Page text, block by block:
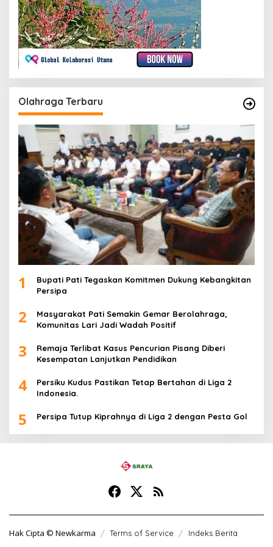
Olahraga Terbaru
1
Bupati Pati Tegaskan Komitmen Dukung Kebangkitan
Persipa
2
Masyarakat Pati Semakin Gemar Berolahraga,
Komunitas Lari Jadi Wadah Positif
3
Remaja Terlibat Kasus Pencurian Pisang Diberi
Kesempatan Lanjutkan Pendidikan
4
Persiku Kudus Pastikan Tetap Bertahan di Liga 2
Indonesia.
5 Persipa Tutup Kiprahnya di Liga 2 dengan Pesta Gol
Hak Cipta © Newkarma Terms of Service Indeks Berita